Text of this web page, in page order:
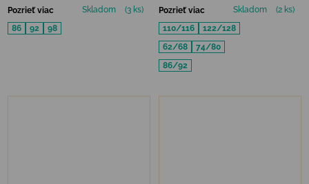
Pozrieť viac Skladom
(3 ks)
86
92 98
Pozrieť viac Skladom
(2 ks)
110/116
122/128
62/68
74/80
86/92